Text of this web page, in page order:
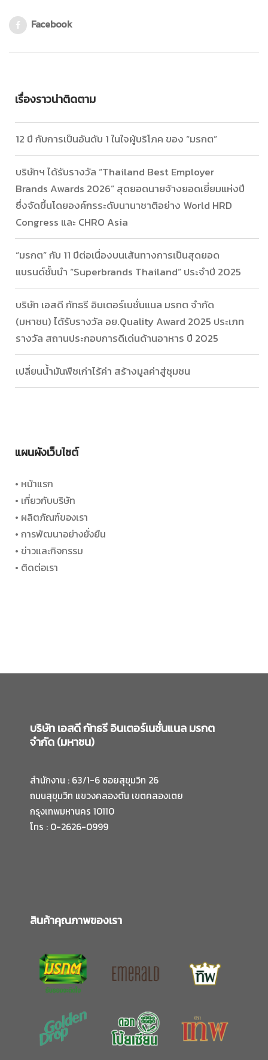
Facebook
เรื่องราวน่าติดตาม
12 ปี กับการเป็นอันดับ 1 ในใจผู้บริโภค ของ “มรกต”
บริษัทฯ ได้รับรางวัล “Thailand Best Employer
Brands Awards 2026” สุดยอดนายจ้างยอดเยี่ยมแห่งปี
ซึ่งจัดขึ้นโดยองค์กรระดับนานาชาติอย่าง World HRD
Congress และ CHRO Asia
“มรกต” กับ 11 ปีต่อเนื่องบนเส้นทางการเป็นสุดยอด
แบรนด์ชั้นนำ “Superbrands Thailand” ประจำปี 2025
บริษัท เอสดี กัทธรี อินเตอร์เนชั่นแนล มรกต จำกัด
(มหาชน) ได้รับรางวัล อย.Quality Award 2025 ประเภท
รางวัล สถานประกอบการดีเด่นด้านอาหาร ปี 2025
เปลี่ยนน้ำมันพืชเก่าไร้ค่า สร้างมูลค่าสู่ชุมชน
แผนผังเว็บไซต์
• หน้าแรก
• เกี่ยวกับบริษัท
• ผลิตภัณฑ์ของเรา
• การพัฒนาอย่างยั่งยืน
• ข่าวและกิจกรรม
• ติดต่อเรา
บริษัท เอสดี กัทธรี อินเตอร์เนชั่นแนล มรกต
จำกัด (มหาชน)
สำนักงาน : 63/1-6 ซอยสุขุมวิท 26
ถนนสุขุมวิท แขวงคลองตัน เขตคลองเตย
กรุงเทพมหานคร 10110
โทร : 0-2626-0999
สินค้าคุณภาพของเรา